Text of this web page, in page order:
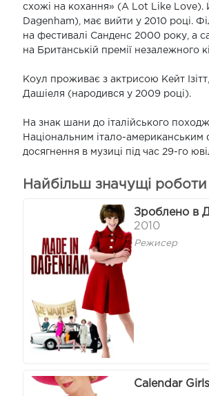
схожі на кохання» (A Lot Like Love).
Dagenham), має вийти у 2010 році.
на фестивалі Санденс 2000 року, а
на Британській премії незалежного
Коул проживає з актрисою Кейт
Дашіеля (народився у 2009 році).
На знак шани до італійського
Національним італо-
досягнення в музиці під час 29-го
Найбільш значущі
Зроблено в
2010
Режисер
Calendar Girls